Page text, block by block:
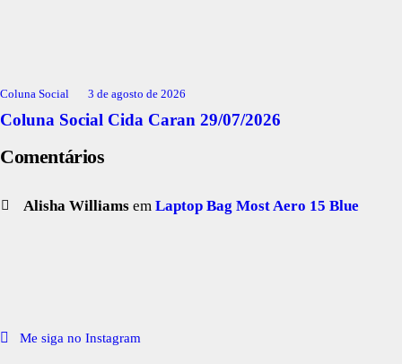
Coluna Social 3 de agosto de 2026
Coluna Social Cida Caran 29/07/2026
Comentários
Alisha Williams emLaptop Bag Most Aero 15 Blue
Me siga no Instagram